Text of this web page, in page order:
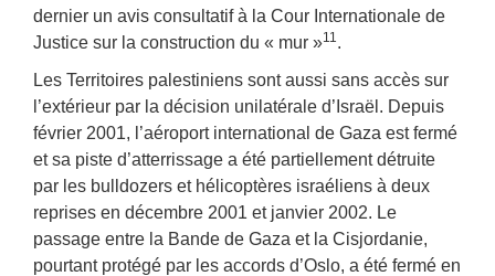
dernier un avis consultatif à la Cour Internationale de
Justice sur la construction du « mur »11.
Les Territoires palestiniens sont aussi sans accès sur
l’extérieur par la décision unilatérale d’Israël. Depuis
février 2001, l’aéroport international de Gaza est fermé
et sa piste d’atterrissage a été partiellement détruite
par les bulldozers et hélicoptères israéliens à deux
reprises en décembre 2001 et janvier 2002. Le
passage entre la Bande de Gaza et la Cisjordanie,
pourtant protégé par les accords d’Oslo, a été fermé en